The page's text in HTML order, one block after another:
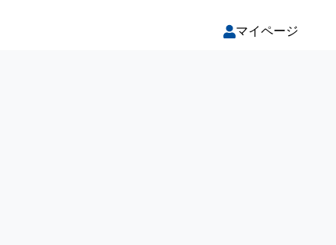
マイページ